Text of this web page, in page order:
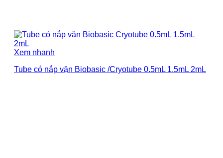
Xem nhanh
Tube có nắp vặn Biobasic /Cryotube 0.5mL 1.5mL 2mL